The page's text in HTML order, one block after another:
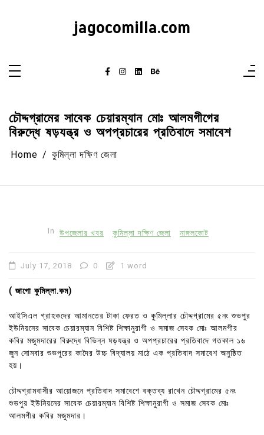
jagocomilla.com
চৌদ্দগ্রামের সাবেক চেয়ারম্যান মোঃ আলমগীগের
বিরুদ্ধে ষড়যন্ত্র ও অপপ্রচারের প্রতিবাদে সমাবেশ
Home কুমিল্লা দক্ষিণ জেলা
In উপজেলার খবর কুমিল্লা দক্ষিণ জেলা নাঙ্গলকোট
July 17, 2018 0 1 word
( জাগো কুমিল্লা.কম)
আইসিএল গ্রাহকদের আমানতের টাকা ফেরত ও কুমিল্লার চৌদ্দগ্রামের ৫নং শুভপুর
ইউনিয়নের সাবেক চেয়ারম্যান বিশিষ্ট শিক্ষানুরাগী ও সমাজ সেবক মোঃ আলমগীর
কবির মজুমদারের বিরুদ্ধে বিভিন্ন ষড়যন্ত্র ও অপপ্রচারের প্রতিবাদে গতকাল ১৬
জুন সোমবার শুভপুরের কাদৈর উচ্চ বিদ্যালয় মাঠে এক প্রতিবাদ সমাবেশ অনুষ্ঠিত
হয়।
চৌদ্দগ্রামবাসীর আয়োজনে প্রতিবাদ সমাবেশে বক্তব্য রাখেন চৌদ্দগ্রামের ৫নং
শুভপুর ইউনিয়নের সাবেক চেয়ারম্যান বিশিষ্ট শিক্ষানুরাগী ও সমাজ সেবক মোঃ
আলমগীর কবির মজুমদার।